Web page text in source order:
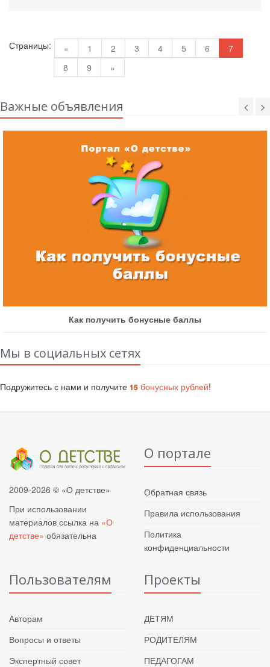
Страницы: « 1 2 3 4 5 6
7
8
9 »
Важные объявления
Как получить бонусные баллы
Мы в социальных сетях
Подружитесь с нами и получите 15 бонусных рублей!
2009-2026 © «О детстве»
При использовании
материалов ссылка на «О
детстве» обязательна
О портале
Обратная связь
Правила использования
Политика
конфиденциальности
Пользователям
Авторам
Вопросы и ответы
Экспертный совет
Проекты
ДЕТЯМ
РОДИТЕЛЯМ
ПЕДАГОГАМ